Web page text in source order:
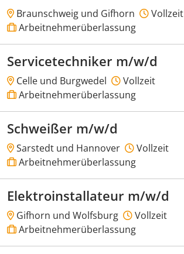
Braunschweig und Gifhorn
Vollzeit
Arbeitnehmerüberlassung
Servicetechniker m/w/d
Celle und Burgwedel
Vollzeit
Arbeitnehmerüberlassung
Schweißer m/w/d
Sarstedt und Hannover
Vollzeit
Arbeitnehmerüberlassung
Elektroinstallateur m/w/d
Gifhorn und Wolfsburg
Vollzeit
Arbeitnehmerüberlassung